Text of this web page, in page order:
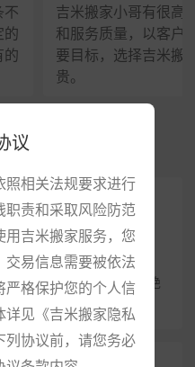
不
的
的
吉米搬家小哥有很高
和服务质量，以客户
要目标，选择吉米搬
贵。
收费透明
在线下单，明码标价，绝
不坐地起价。
议
照相关法规要求进行
职责和采取风险防范
吉米搬家服务，您
易信息需要被依法
格保护您的个人信
见《吉米搬家隐私
协议前，请您务必